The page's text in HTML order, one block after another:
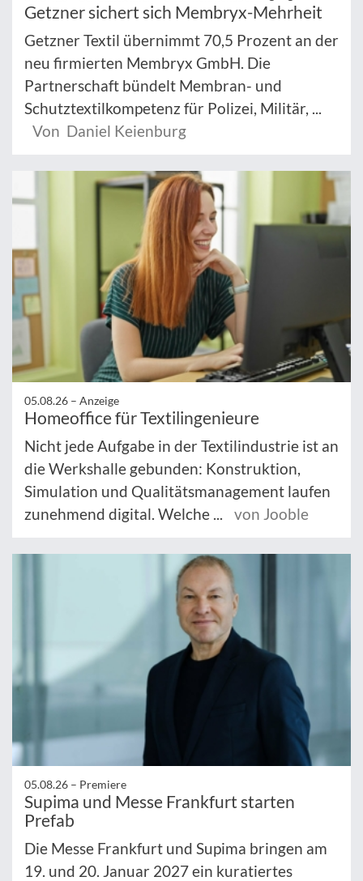
Getzner sichert sich Membryx-Mehrheit
Getzner Textil übernimmt 70,5 Prozent an der
neu firmierten Membryx GmbH. Die
Partnerschaft bündelt Membran- und
Schutztextilkompetenz für Polizei, Militär, ...
Von Daniel Keienburg
05.08.26 – Anzeige
Homeoffice für Textilingenieure
Nicht jede Aufgabe in der Textilindustrie ist an
die Werkshalle gebunden: Konstruktion,
Simulation und Qualitätsmanagement laufen
zunehmend digital. Welche ...
von Jooble
05.08.26 – Premiere
Supima und Messe Frankfurt starten
Prefab
Die Messe Frankfurt und Supima bringen am
19. und 20. Januar 2027 ein kuratiertes